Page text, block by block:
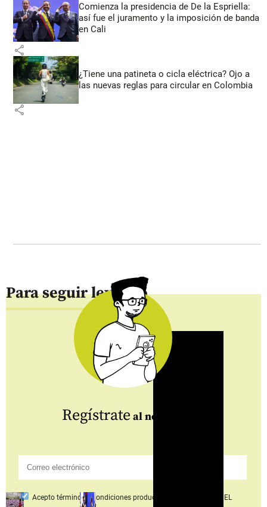
Comienza la presidencia de De la Espriella:
así fue el juramento y la imposición de banda
en Cali
share
¿Tiene una patineta o cicla eléctrica? Ojo a
las nuevas reglas para circular en Colombia
share
Para seguir leyendo
Regístrate al newsletter
Aceptotérminos y condiciones productos y servicios Grupo EL